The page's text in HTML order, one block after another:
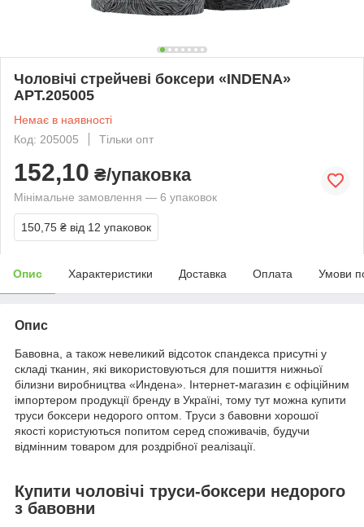
Чоловічі стрейчеві боксери «INDENA»
АРТ.205005
Немає в наявності
Код: 205005
Тільки опт
152,10 ₴/упаковка
Мінімальне замовлення — 6 упаковок
150,75 ₴ від 12 упаковок
Опис Характеристики Доставка Оплата Умови
Опис
Бавовна, а також невеликий відсоток спандекса присутні у
складі тканин, які використовуються для пошиття нижньої
білизни виробництва «Индена». Інтернет-магазин є офіційним
імпортером продукції бренду в Україні, тому тут можна купити
труси боксери недорого оптом. Труси з бавовни хорошої
якості користуються попитом серед споживачів, будучи
відмінним товаром для роздрібної реалізації.
Купити чоловічі труси-боксери недорого
з бавовни